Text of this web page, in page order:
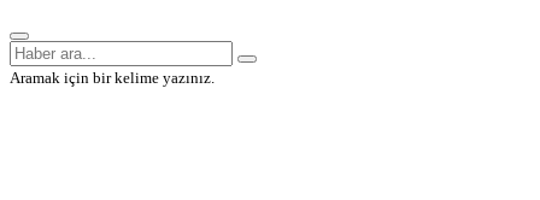
Aramak için bir kelime yazınız.